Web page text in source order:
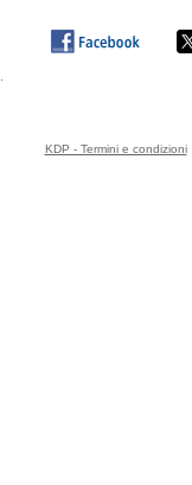
KDP - Termini e condizioni